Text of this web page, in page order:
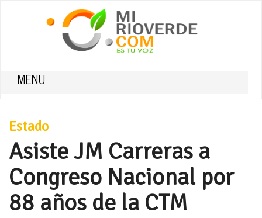
MENU
Estado
Asiste JM Carreras a
Congreso Nacional por
88 años de la CTM